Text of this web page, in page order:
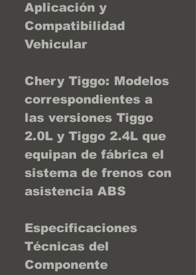
Aplicación y
Compatibilidad
Vehicular
Chery Tiggo: Modelos
correspondientes a
las versiones Tiggo
2.0L y Tiggo 2.4L que
equipan de fábrica el
sistema de frenos con
asistencia ABS
Especificaciones
Técnicas del
Componente